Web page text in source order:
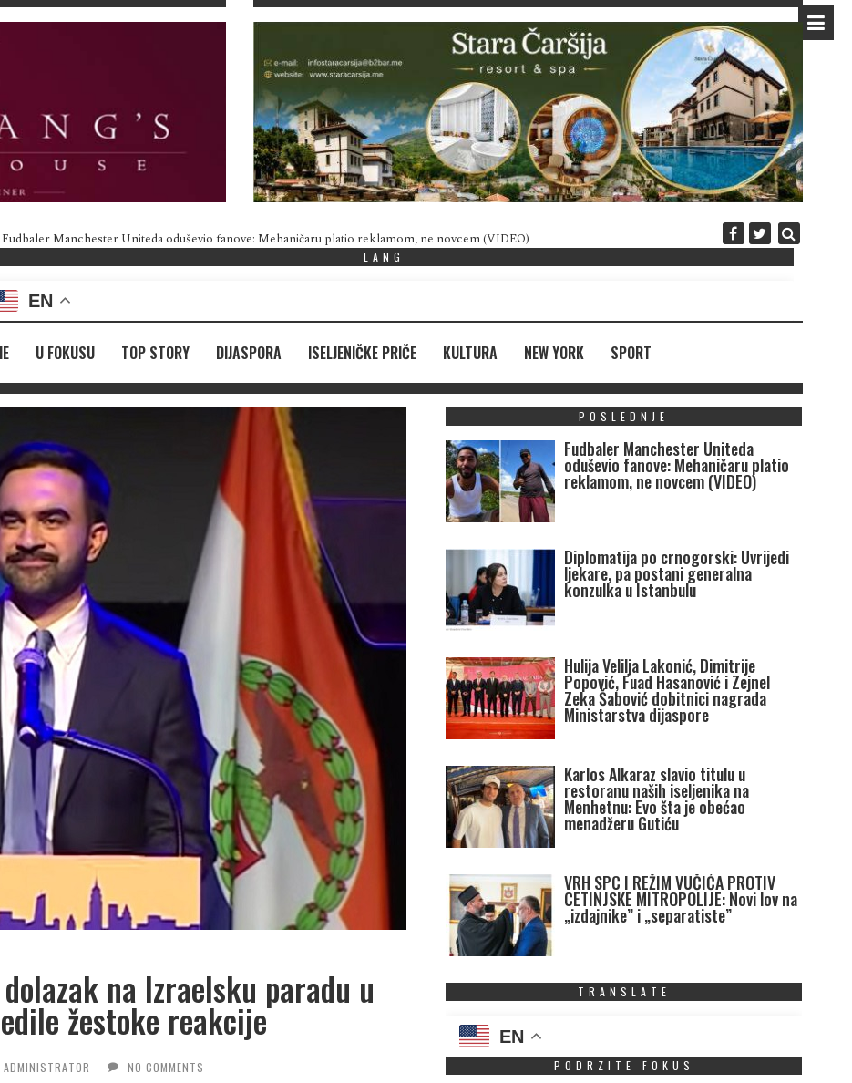
Fudbaler Manchester Uniteda oduševio fanove: Mehaničaru platio reklamom, ne novcem (VIDEO) Diplomatija po
LANG
EN
U FOKUSU TOP STORY DIJASPORA ISELJENIČKE PRIČE KULTURA NEW YORK SPORT
na Izraelsku paradu u
žestoke reakcije
ADMINISTRATOR NO COMMENTS
POSLEDNJE
Fudbaler Manchester Uniteda
oduševio fanove: Mehaničaru platio
reklamom, ne novcem (VIDEO)
Diplomatija po crnogorski: Uvrijedi
ljekare, pa postani generalna
konzulka u Istanbulu
Hulija Velilja Lakonić, Dimitrije
Popović, Fuad Hasanović i Zejnel
Zeka Šabović dobitnici nagrada
Ministarstva dijaspore
Karlos Alkaraz slavio titulu u
restoranu naših iseljenika na
Menhetnu: Evo šta je obećao
menadžeru Gutiću
VRH SPC I REŽIM VUČIĆA PROTIV
CETINJSKE MITROPOLIJE: Novi lov na
„izdajnike” i „separatiste”
TRANSLATE
EN
PODRZITE FOKUS